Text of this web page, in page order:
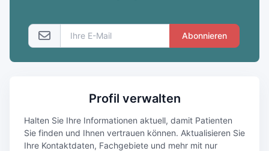
Abonnieren
Profil verwalten
Halten Sie Ihre Informationen aktuell, damit Patienten
Sie finden und Ihnen vertrauen können. Aktualisieren Sie
Ihre Kontaktdaten, Fachgebiete und mehr mit nur